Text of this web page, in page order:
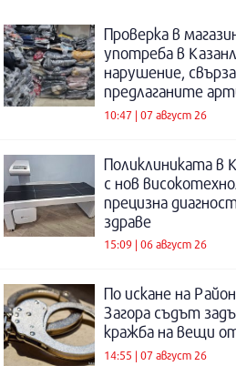
Проверка в
употреба в
нарушение,
предлаганите
10:47 | 07 август 26
Поликлиниката в
с нов
прецизна
здраве
15:09 | 06 август 26
По искане на
Загора съдът
кражба на вещи
14:55 | 07 август 26